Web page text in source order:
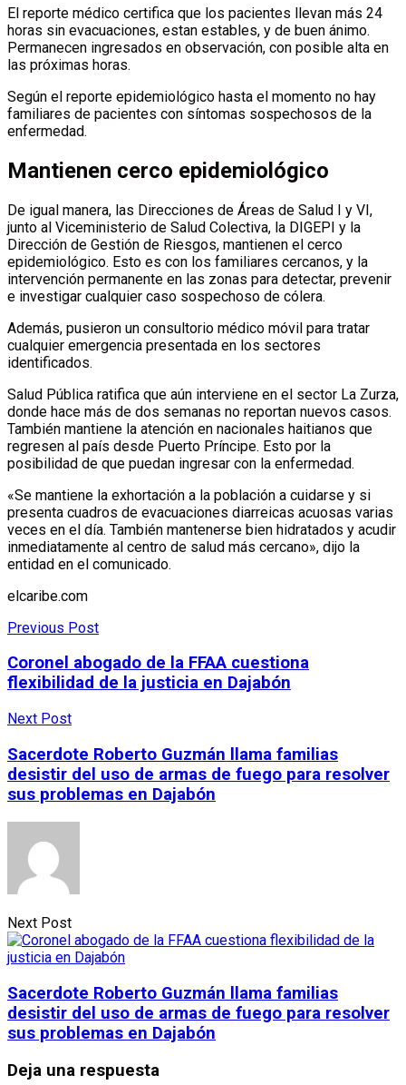
El reporte médico certifica que los pacientes llevan más 24
horas sin evacuaciones, estan estables, y de buen ánimo.
Permanecen ingresados en observación, con posible alta en
las próximas horas.
Según el reporte epidemiológico hasta el momento no hay
familiares de pacientes con síntomas sospechosos de la
enfermedad.
Mantienen cerco epidemiológico
De igual manera, las Direcciones de Áreas de Salud I y VI,
junto al Viceministerio de Salud Colectiva, la DIGEPI y la
Dirección de Gestión de Riesgos, mantienen el cerco
epidemiológico. Esto es con los familiares cercanos, y la
intervención permanente en las zonas para detectar, prevenir
e investigar cualquier caso sospechoso de cólera.
Además, pusieron un consultorio médico móvil para tratar
cualquier emergencia presentada en los sectores
identificados.
Salud Pública ratifica que aún interviene en el sector La Zurza,
donde hace más de dos semanas no reportan nuevos casos.
También mantiene la atención en nacionales haitianos que
regresen al país desde Puerto Príncipe. Esto por la
posibilidad de que puedan ingresar con la enfermedad.
«Se mantiene la exhortación a la población a cuidarse y si
presenta cuadros de evacuaciones diarreicas acuosas varias
veces en el día. También mantenerse bien hidratados y acudir
inmediatamente al centro de salud más cercano», dijo la
entidad en el comunicado.
elcaribe.com
Previous Post
Coronel abogado de la FFAA cuestiona
flexibilidad de la justicia en Dajabón
Next Post
Sacerdote Roberto Guzmán llama familias
desistir del uso de armas de fuego para resolver
sus problemas en Dajabón
Next Post
Sacerdote Roberto Guzmán llama familias
desistir del uso de armas de fuego para resolver
sus problemas en Dajabón
Deja una respuesta